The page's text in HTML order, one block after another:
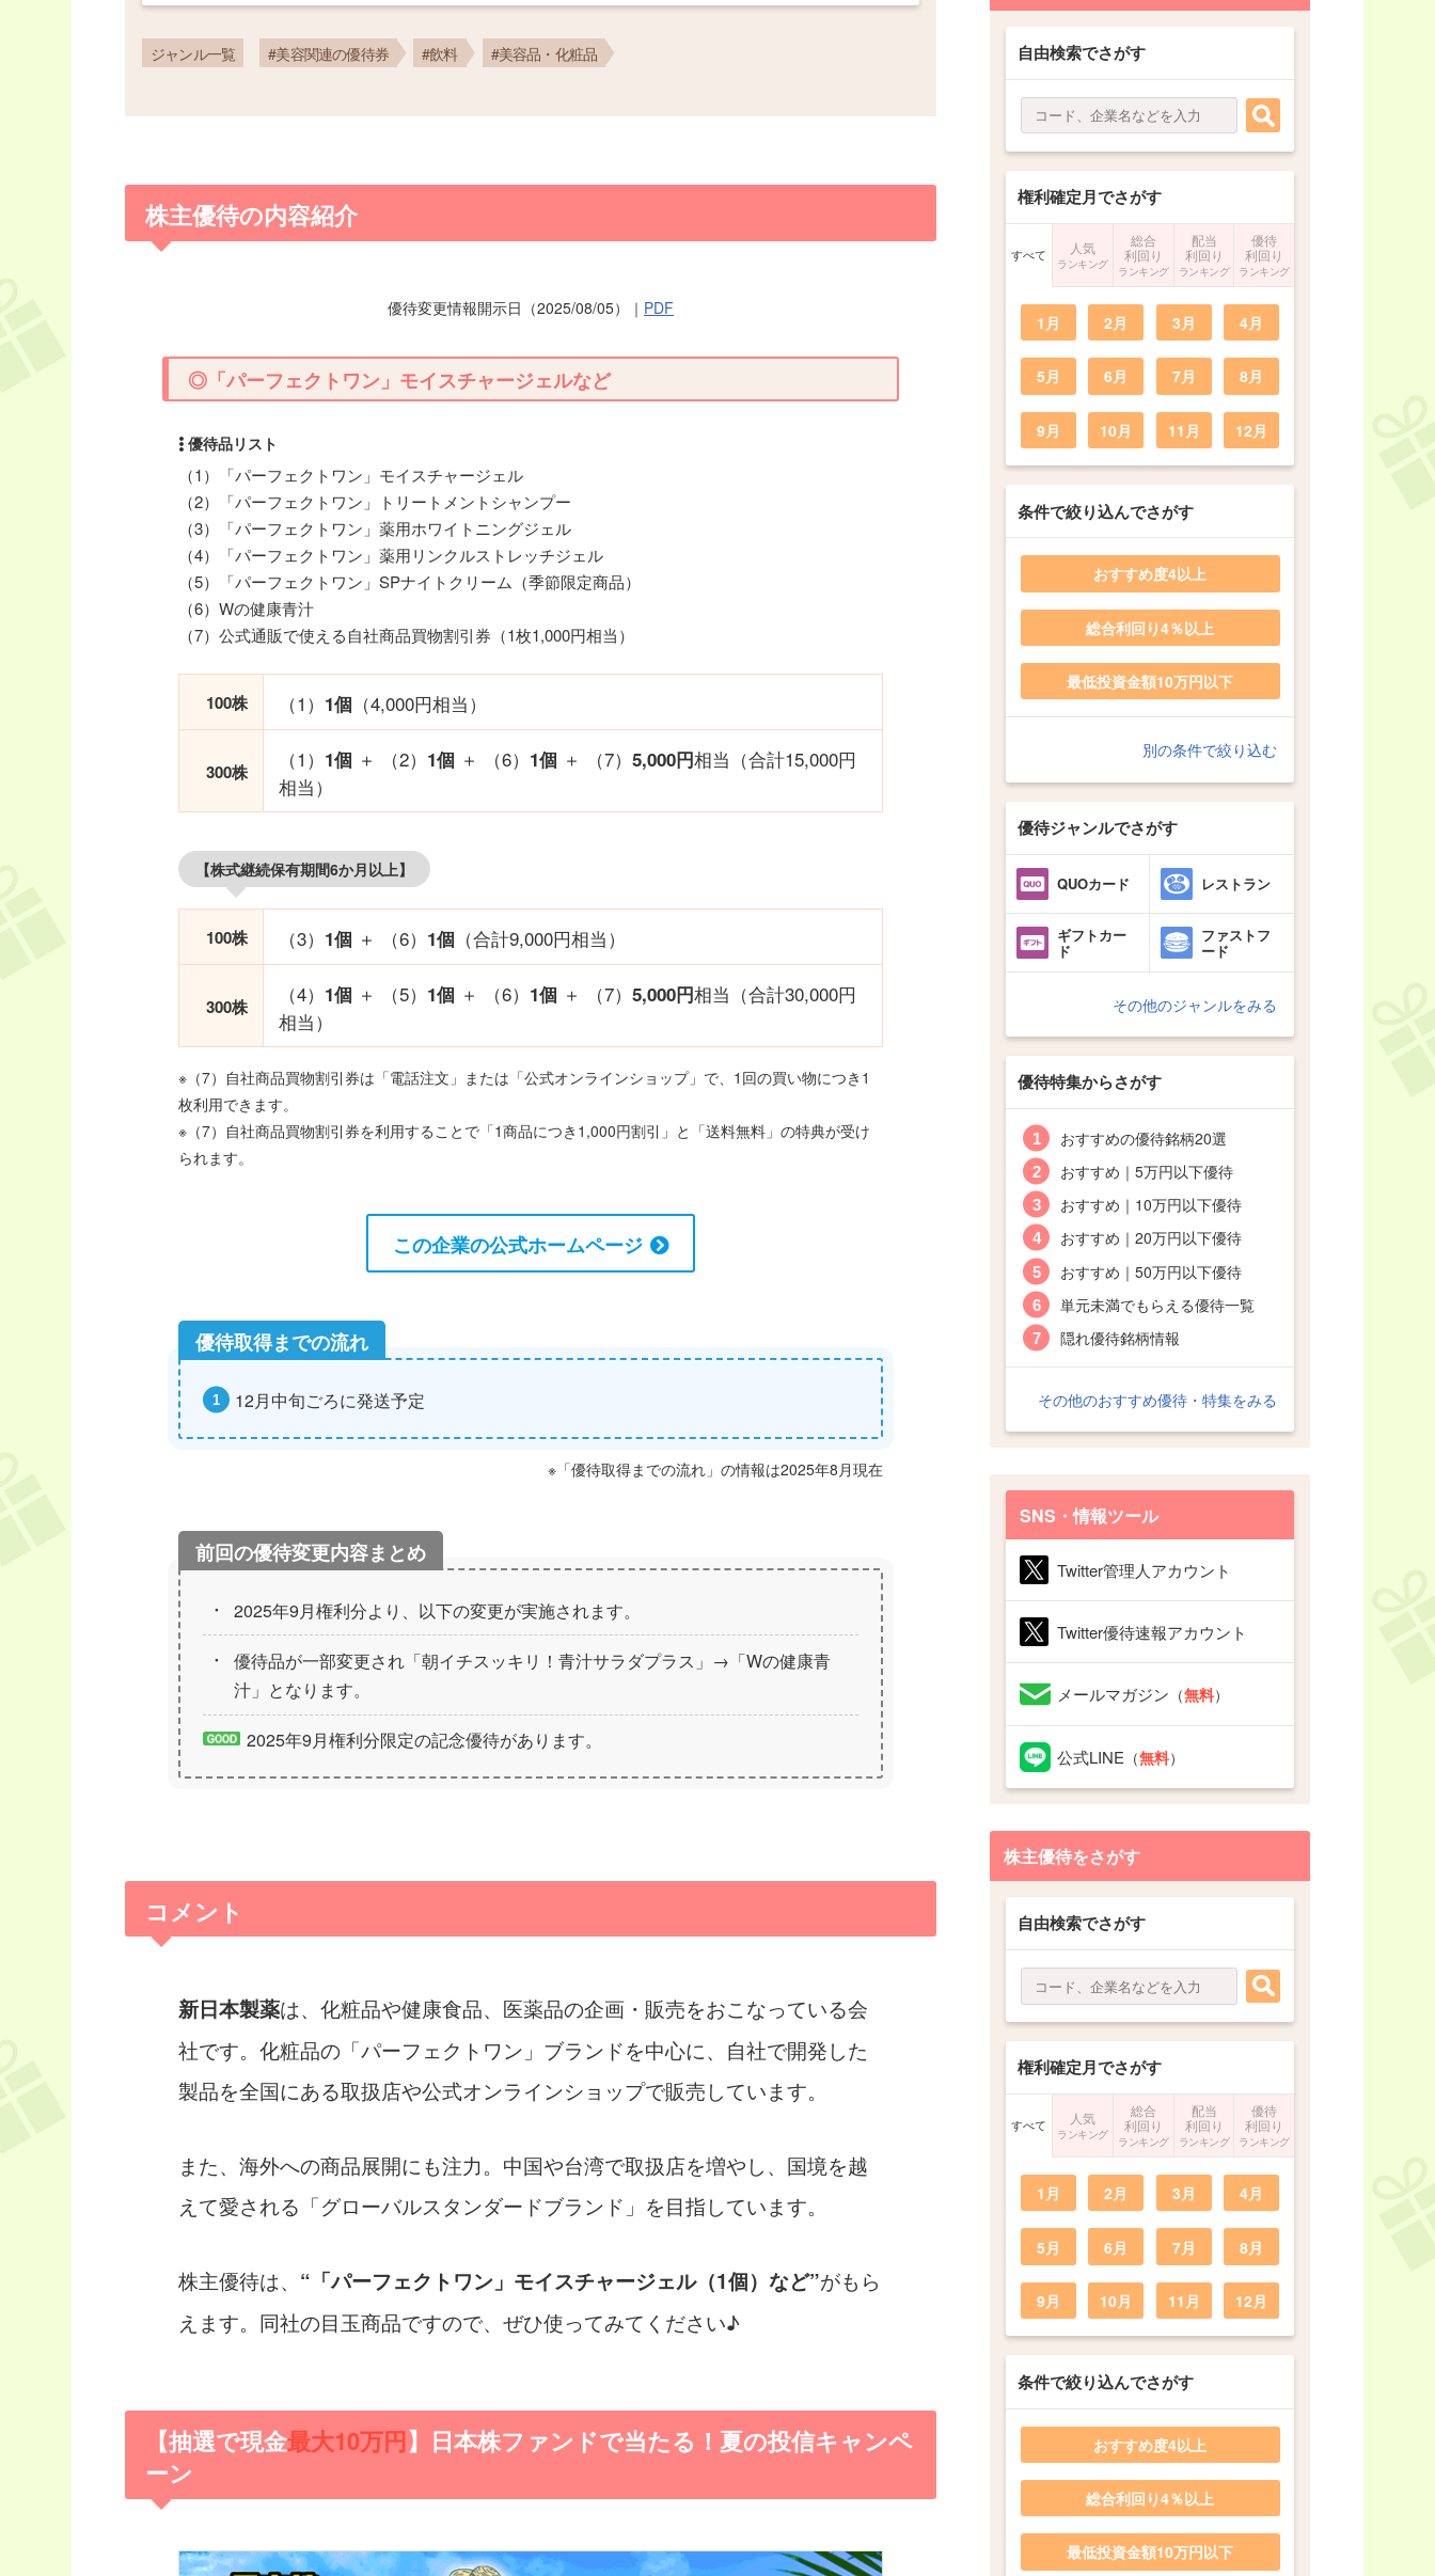
ジャンル一覧 #美容関連の優待券 #飲料 #美容品・化粧品
株主優待の内容紹介
優待変更情報開示日（2025/08/05）｜ PDF
◎「パーフェクトワン」モイスチャージェルなど
（1）「パーフェクトワン」モイスチャージェル
（2）「パーフェクトワン」トリートメントシャンプー
（3）「パーフェクトワン」薬用ホワイトニングジェル
（4）「パーフェクトワン」薬用リンクルストレッチジェル
（5）「パーフェクトワン」SPナイトクリーム（季節限定商品）
（6）Wの健康青汁
（7）公式通販で使える自社商品買物割引券（1枚1,000円相当）
100株 （1） 1個 （4,000円相当）
300株 （1） 1個 ＋ （2） 1個 ＋ （6） 1個 ＋ （7）5,000円相当（合計15,000円
相当）
【株式継続保有期間6か月以上】
100株 （3） 1個 ＋ （6） 1個 （合計9,000円相当）
300株 （4） 1個 ＋ （5） 1個 ＋ （6） 1個 ＋ （7）5,000円相当（合計30,000円
相当）
※（7）自社商品買物割引券は「電話注文」または「公式オンラインショップ」で、1回の買い物につき1
枚利用できます。
※（7）自社商品買物割引券を利用することで「1商品につき1,000円割引」と「送料無料」の特典が受け
られます。
この企業の公式ホームページ
12月中旬ごろに発送予定
※「優待取得までの流れ」の情報は2025年8月現在
2025年9月権利分より、以下の変更が実施されます。
優待品が一部変更され「朝イチスッキリ！青汁サラダプラス」→「Wの健康青
汁」となります。
2025年9月権利分限定の記念優待があります。
コメント
新日本製薬は、化粧品や健康食品、医薬品の企画・販売をおこなっている会
社です。化粧品の「パーフェクトワン」ブランドを中心に、自社で開発した
製品を全国にある取扱店や公式オンラインショップで販売しています。
また、海外への商品展開にも注力。中国や台湾で取扱店を増やし、国境を越
えて愛される「グローバルスタンダードブランド」を目指しています。
株主優待は、 “「パーフェクトワン」モイスチャージェル（1個）など”がもら
えます。同社の目玉商品ですので、ぜひ使ってみてください♪
【抽選で現金最大10万円】日本株ファンドで当たる！夏の投信キャンペ
ーン
自由検索でさがす
権利確定月でさがす
すべて 人気
ランキング
総合
利回り
ランキング
配当
利回り
ランキング
優待
利回り
ランキング
1月 2月 3月 4月
5月 6月 7月 8月
9月 10月 11月 12月
条件で絞り込んでさがす
おすすめ度4以上
総合利回り4％以上
最低投資金額10万円以下
別の条件で絞り込む
優待ジャンルでさがす
QUOカード レストラン
ギフトカー
ド
ファストフ
ード
その他のジャンルをみる
優待特集からさがす
おすすめの優待銘柄20選
おすすめ｜5万円以下優待
おすすめ｜10万円以下優待
おすすめ｜20万円以下優待
おすすめ｜50万円以下優待
単元未満でもらえる優待一覧
隠れ優待銘柄情報
その他のおすすめ優待・特集をみる
SNS・情報ツール
Twitter管理人アカウント
Twitter優待速報アカウント
メールマガジン （無料）
公式LINE （無料）
株主優待をさがす
自由検索でさがす
権利確定月でさがす
すべて 人気
ランキング
総合
利回り
ランキング
配当
利回り
ランキング
優待
利回り
ランキング
1月 2月 3月 4月
5月 6月 7月 8月
9月 10月 11月 12月
条件で絞り込んでさがす
おすすめ度4以上
総合利回り4％以上
最低投資金額10万円以下